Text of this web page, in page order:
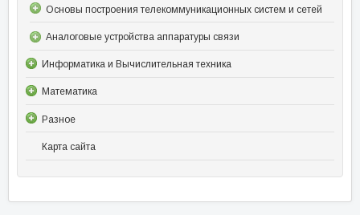
Основы построения телекоммуникационных систем и сетей
Аналоговые устройства аппаратуры связи
Информатика и Вычислительная техника
Математика
Разное
Карта сайта